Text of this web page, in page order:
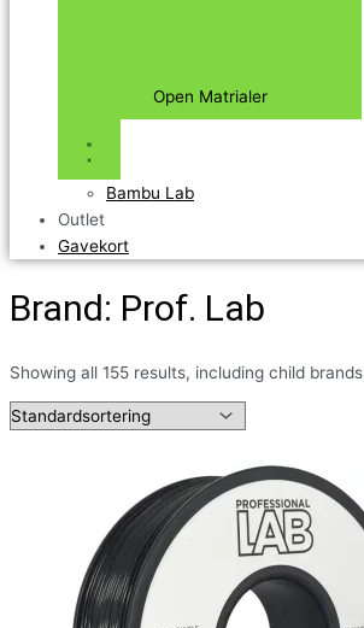
Open Matrialer
Bambu Lab
Outlet
Gavekort
Brand: Prof. Lab
Showing all 155 results, including child brands